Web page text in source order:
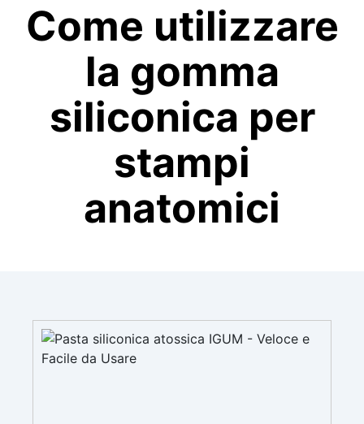
Come utilizzare
la gomma
siliconica per
stampi
anatomici